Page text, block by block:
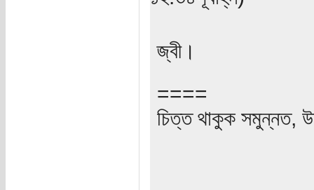
জ্বী।
====
চিত্ত থাকুক সমুন্নত,